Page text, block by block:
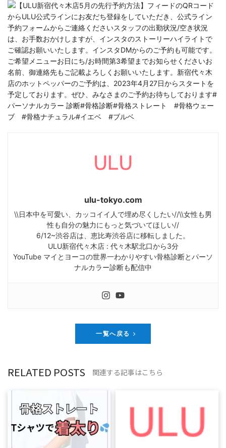
ulu-tokyo.com
\\日本中を可愛い、カッコイイ人で埋め尽くしたい//\\女性も男
性も自分の魅力にもっと気づいてほしい//
6/12~渋谷店は、恵比寿渋谷店に移転しました。
ULU新宿代々木店 : 代々木駅北口から3分
YouTube マイとヨーコの世界一わかりやすい骨格診断とパーソ
ナルカラー診断も配信中
一覧へ戻る
RELATED POSTS 関連する記事はこちら